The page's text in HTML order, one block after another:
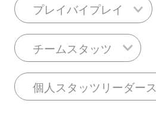
プレイバイプレイ
チームスタッツ
個人スタッツリーダース